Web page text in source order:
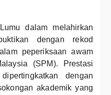
dalam melahirkan
dengan rekod
peperiksaan awam
(SPM). Prestasi
dengan
akademik yang